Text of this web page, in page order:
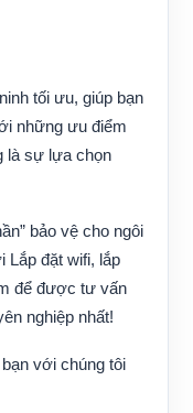
tối ưu, giúp bạn
những ưu điểm
là sự lựa chọn
bảo vệ cho ngôi
Lắp đặt wifi, lắp
để được tư vấn
nghiệp nhất!
với chúng tôi